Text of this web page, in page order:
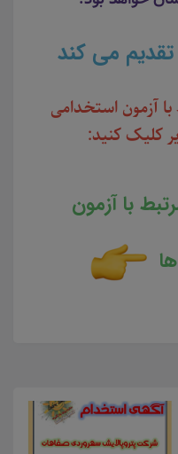
می کند
آزمون استخدامی
کلیک کنید:
با آزمون